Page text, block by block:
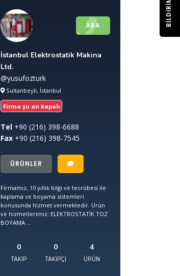
ARA
İstanbul Elektrostatik Makina
Ltd.
@yusufozturk
Sultanbeyli, İstanbul
Firma şu an kapalı
Tel +90 (216) 398-6688
Fax +90 (216) 398-7545
ÜRÜNLER
Firmamız, 10 yıllık bilgi ve tecrübesi ile
kaplama ve boyama sistemleri
konusunda hizmet vermektedir. Ürün
ve hizmetlerimiz: ELEKTROSTATİK TOZ
BOYAMA ...
0
TAKIP
0
TAKIPÇI
4
ÜRÜN
BILDIRIM